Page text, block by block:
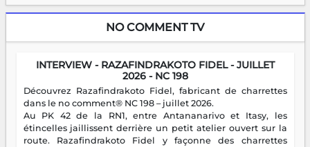
NO COMMENT TV
INTERVIEW - RAZAFINDRAKOTO FIDEL - JUILLET
2026 - NC 198
Découvrez Razafindrakoto Fidel, fabricant de charrettes
dans le no comment® NC 198 – juillet 2026.
Au PK 42 de la RN1, entre Antananarivo et Itasy, les
étincelles jaillissent derrière un petit atelier ouvert sur la
route. Razafindrakoto Fidel y façonne des charrettes